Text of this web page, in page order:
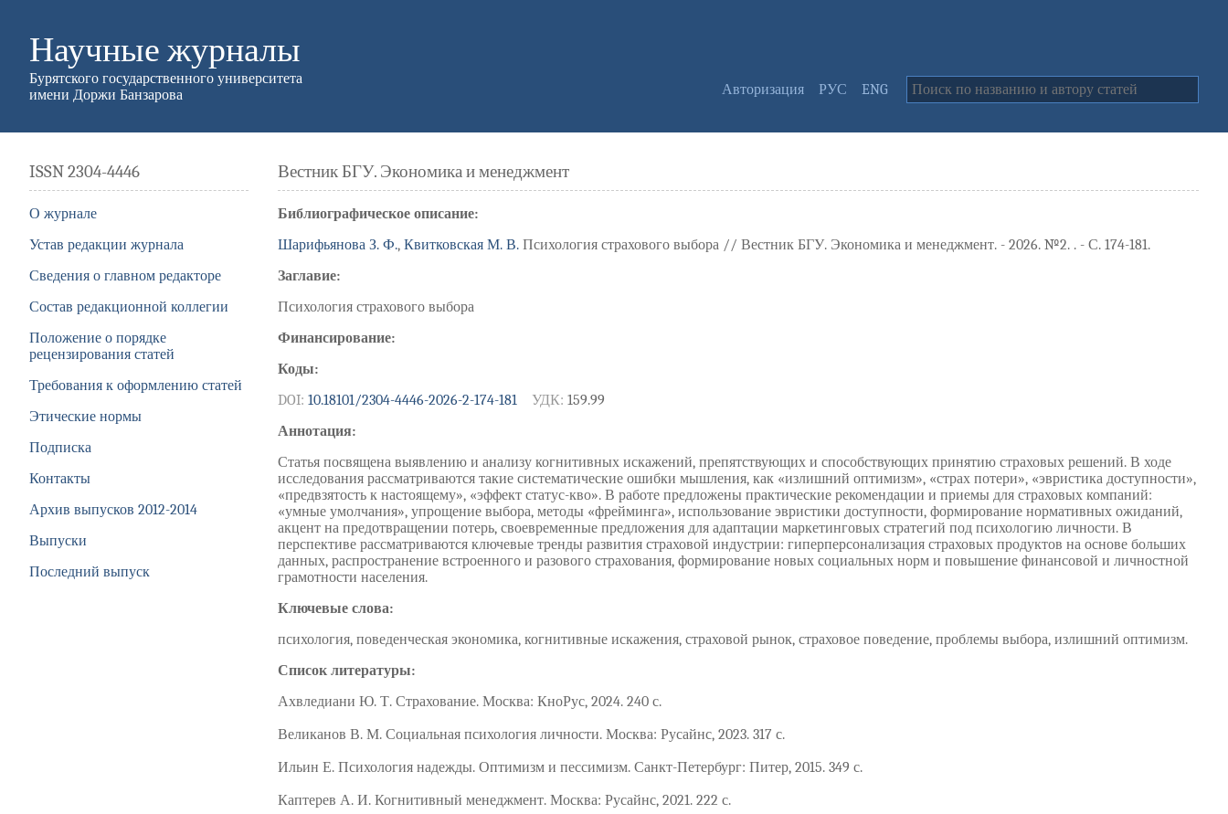
Научные журналы
Бурятского государственного университета
имени Доржи Банзарова
Авторизация РУС ENG
ISSN 2304-4446
О журнале
Устав редакции журнала
Сведения о главном редакторе
Состав редакционной коллегии
Положение о порядке
рецензирования статей
Требования к оформлению статей
Этические нормы
Подписка
Контакты
Архив выпусков 2012-2014
Выпуски
Последний выпуск
Вестник БГУ. Экономика и менеджмент
Библиографическое описание:
Шарифьянова З. Ф., Квитковская М. В. Психология страхового выбора // Вестник БГУ. Экономика и менеджмент. - 2026. №2. . - С. 174-181.
Заглавие:
Психология страхового выбора
Финансирование:
Коды:
DOI: 10.18101/2304-4446-2026-2-174-181 УДК: 159.99
Аннотация:
Статья посвящена выявлению и анализу когнитивных искажений, препятствующих и способствующих принятию страховых решений. В ходе
исследования рассматриваются такие систематические ошибки мышления, как «излишний оптимизм», «страх потери», «эвристика доступности»,
«предвзятость к настоящему», «эффект статус-кво». В работе предложены практические рекомендации и приемы для страховых компаний:
«умные умолчания», упрощение выбора, методы «фрейминга», использование эвристики доступности, формирование нормативных ожиданий,
акцент на предотвращении потерь, своевременные предложения для адаптации маркетинговых стратегий под психологию личности. В
перспективе рассматриваются ключевые тренды развития страховой индустрии: гиперперсонализация страховых продуктов на основе больших
данных, распространение встроенного и разового страхования, формирование новых социальных норм и повышение финансовой и личностной
грамотности населения.
Ключевые слова:
психология, поведенческая экономика, когнитивные искажения, страховой рынок, страховое поведение, проблемы выбора, излишний оптимизм.
Список литературы:
Ахвледиани Ю. Т. Страхование. Москва: КноРус, 2024. 240 с.
Великанов В. М. Социальная психология личности. Москва: Русайнс, 2023. 317 с.
Ильин Е. Психология надежды. Оптимизм и пессимизм. Санкт-Петербург: Питер, 2015. 349 с.
Каптерев А. И. Когнитивный менеджмент. Москва: Русайнс, 2021. 222 с.